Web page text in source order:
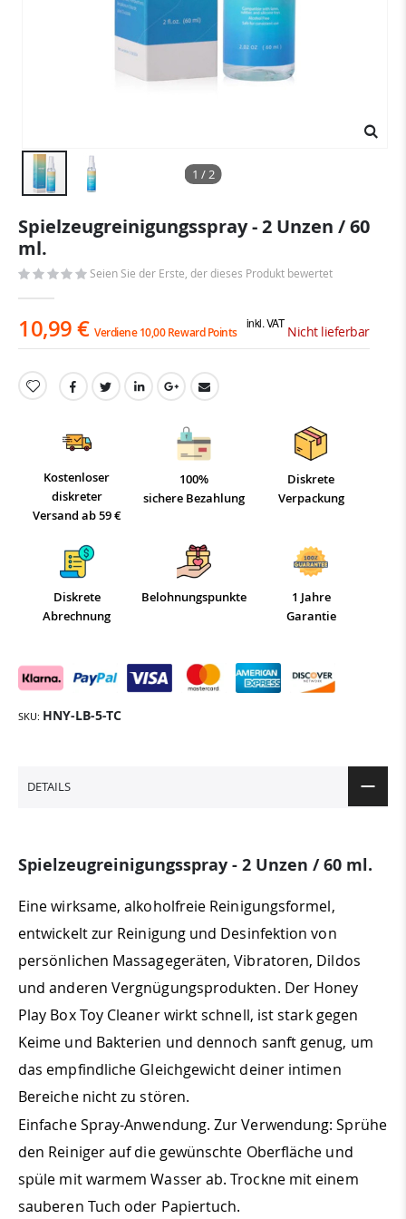
1 / 2
Anfang
der
springen
Spielzeugreinigungsspray - 2 Unzen / 60
ml.
Seien Sie der Erste, der dieses Produkt bewertet
10,99 € Verdiene 10,00 Reward Points
inkl. VAT
Nicht lieferbar
Kostenloser
diskreter
Versand ab 59 €
100%
sichere Bezahlung
Diskrete
Verpackung
Diskrete
Abrechnung
Belohnungspunkte
1 Jahre
Garantie
SKU HNY-LB-5-TC
DETAILS
Spielzeugreinigungsspray - 2 Unzen / 60 ml.
Eine wirksame, alkoholfreie Reinigungsformel,
entwickelt zur Reinigung und Desinfektion von
persönlichen Massagegeräten, Vibratoren, Dildos
und anderen Vergnügungsprodukten. Der Honey
Play Box Toy Cleaner wirkt schnell, ist stark gegen
Keime und Bakterien und dennoch sanft genug, um
das empfindliche Gleichgewicht deiner intimen
Bereiche nicht zu stören.
Einfache Spray-Anwendung. Zur Verwendung: Sprühe
den Reiniger auf die gewünschte Oberfläche und
spüle mit warmem Wasser ab. Trockne mit einem
sauberen Tuch oder Papiertuch.